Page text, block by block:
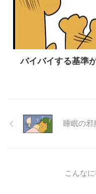
バイバイする基準
睡眠の邪
こんな